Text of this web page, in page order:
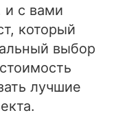
и с вами
который
выбор
лучшие